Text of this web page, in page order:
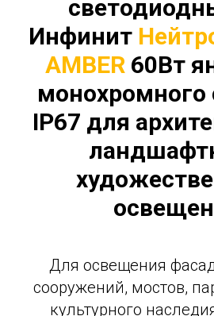
Инфинит
AMBER 60Вт
монохромного
IP67 для
Для освещения
сооружений, мостов,
культурного